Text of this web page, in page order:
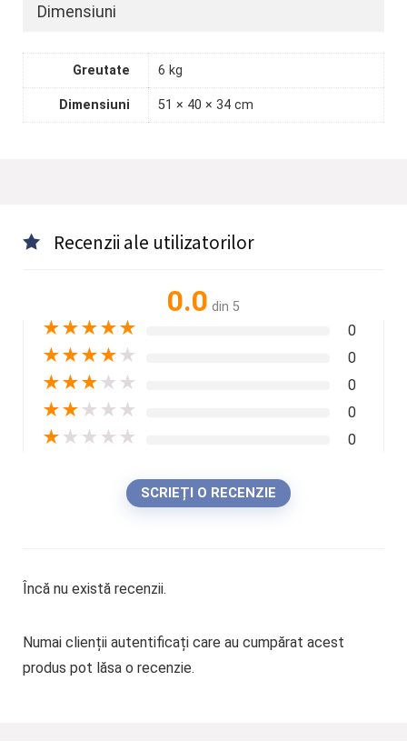
Dimensiuni
Greutate 6 kg
Dimensiuni 51 × 40 × 34 cm
Recenzii ale utilizatorilor
0.0 din 5
★★★★★ 0
★★★★ ★ 0
★★★ ★ ★ 0
★★ ★ ★ ★ 0
★ ★ ★ ★ ★ 0
SCRIEȚI O RECENZIE
Încă nu există recenzii.
Numai clienții autentificați care au cumpărat acest
produs pot lăsa o recenzie.